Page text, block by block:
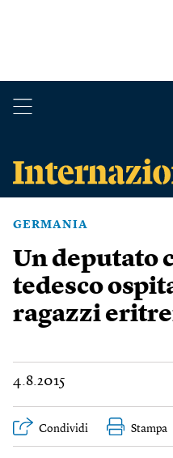
GERMANIA
Un deputato
tedesco
ragazzi
4.8.2015
Condividi Stampa